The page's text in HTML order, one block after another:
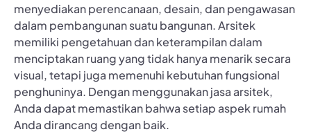
menyediakan perencanaan, desain, dan pengawasan
dalam pembangunan suatu bangunan. Arsitek
memiliki pengetahuan dan keterampilan dalam
menciptakan ruang yang tidak hanya menarik secara
visual, tetapi juga memenuhi kebutuhan fungsional
penghuninya. Dengan menggunakan jasa arsitek,
Anda dapat memastikan bahwa setiap aspek rumah
Anda dirancang dengan baik.